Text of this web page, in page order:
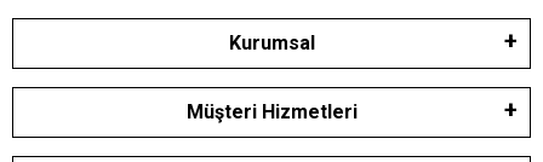
Kurumsal
Müşteri Hizmetleri